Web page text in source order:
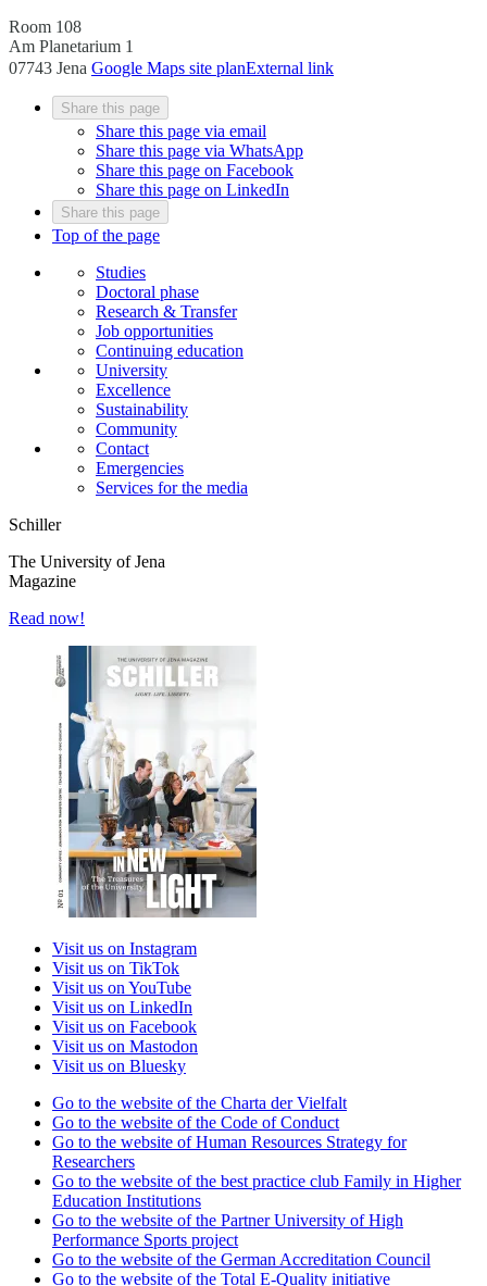
Room 108
Am Planetarium 1
07743 Jena Google Maps site planExternal link
Share this page
Share this page via email
Share this page via WhatsApp
Share this page on Facebook
Share this page on LinkedIn
Share this page
Top of the page
Studies
Doctoral phase
Research & Transfer
Job opportunities
Continuing education
University
Excellence
Sustainability
Community
Contact
Emergencies
Services for the media
Schiller
The University of Jena
Magazine
Read now!
Visit us on Instagram
Visit us on TikTok
Visit us on YouTube
Visit us on LinkedIn
Visit us on Facebook
Visit us on Mastodon
Visit us on Bluesky
Go to the website of the Charta der Vielfalt
Go to the website of the Code of Conduct
Go to the website of Human Resources Strategy for
Researchers
Go to the website of the best practice club Family in Higher
Education Institutions
Go to the website of the Partner University of High
Performance Sports project
Go to the website of the German Accreditation Council
Go to the website of the Total E-Quality initiative